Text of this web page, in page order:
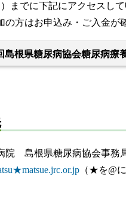
までに下記にアクセスし
の方はお申込み・ご入金が
島根県糖尿病協会糖尿病療
院 島根県糖尿病協会事務
（★を@